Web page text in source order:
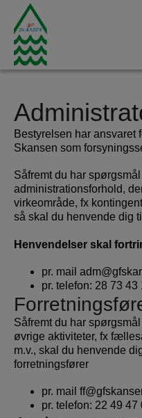
Bestyrelsen har ansvaret
Skansen som
Såfremt du har
administrationsforhold,
virkeområde, fx
så skal du henvende dig
Henvendelser skal
pr. mail
pr. telefon: 28 73 43
Såfremt du har
øvrige aktiviteter, fx
m.v., skal du henvende
forretningsfører
pr. mail
pr. telefon: 22 49 47